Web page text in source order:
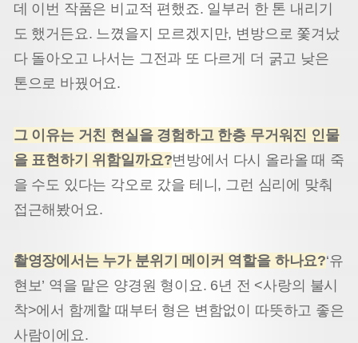
데 이번 작품은 비교적 편했죠. 일부러 한 톤 내리기
도 했거든요. 느꼈을지 모르겠지만, 변방으로 쫓겨났
다 돌아오고 나서는 그전과 또 다르게 더 굵고 낮은
톤으로 바꿨어요.
그 이유는 거친 현실을 경험하고 한층 무거워진 인물
을 표현하기 위함일까요?변방에서 다시 올라올 때 죽
을 수도 있다는 각오로 갔을 테니, 그런 심리에 맞춰
접근해봤어요.
촬영장에서는 누가 분위기 메이커 역할을 하나요?‘유
현보’ 역을 맡은 양경원 형이요. 6년 전 <사랑의 불시
착>에서 함께할 때부터 형은 변함없이 따뜻하고 좋은
사람이에요.